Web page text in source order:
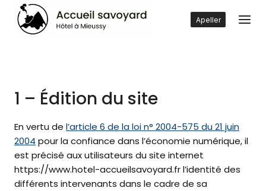
content
Apeller
1 – Édition du site
En vertu de l’article 6 de la loi n° 2004-575 du 21 juin
2004 pour la confiance dans l’économie numérique, il
est précisé aux utilisateurs du site internet
https://www.hotel-accueilsavoyard.fr l’identité des
différents intervenants dans le cadre de sa